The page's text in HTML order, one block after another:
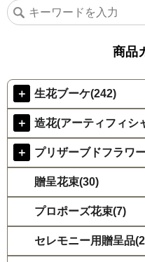
商品
＋ 生花ブーケ(242)
＋ 造花(アーティフィシ
＋ プリザーブドフラワ
贈呈花束(30)
プロポーズ花束(7)
セレモニー用贈呈品